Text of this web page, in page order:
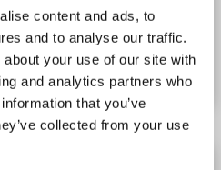
content and ads, to
and to analyse our traffic.
your use of our site with
and analytics partners who
that you’ve
collected from your use
Détails